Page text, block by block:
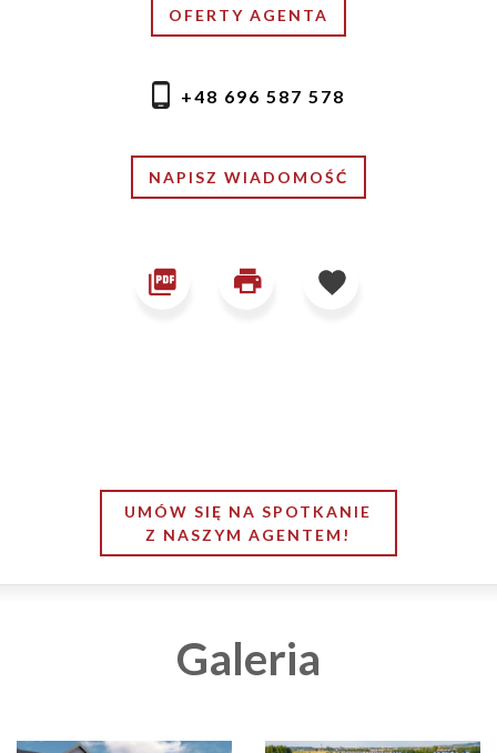
OFERTY AGENTA
+48 696 587 578
NAPISZ WIADOMOŚĆ
UMÓW SIĘ NA SPOTKANIE
Z NASZYM AGENTEM!
Galeria